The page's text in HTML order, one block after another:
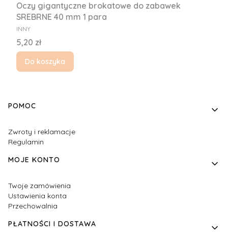
Oczy gigantyczne brokatowe do zabawek
SREBRNE 40 mm 1 para
PRODUCENT
INNY
Cena
5,20 zł
Do koszyka
Linki w stopce
POMOC
Zwroty i reklamacje
Regulamin
MOJE KONTO
Twoje zamówienia
Ustawienia konta
Przechowalnia
PŁATNOŚCI I DOSTAWA